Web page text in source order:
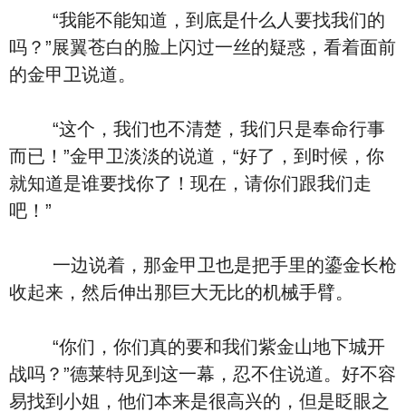
“我能不能知道，到底是什么人要找我们的
吗？”展翼苍白的脸上闪过一丝的疑惑，看着面前
的金甲卫说道。
“这个，我们也不清楚，我们只是奉命行事
而已！”金甲卫淡淡的说道，“好了，到时候，你
就知道是谁要找你了！现在，请你们跟我们走
吧！”
一边说着，那金甲卫也是把手里的鎏金长枪
收起来，然后伸出那巨大无比的机械手臂。
“你们，你们真的要和我们紫金山地下城开
战吗？”德莱特见到这一幕，忍不住说道。好不容
易找到小姐，他们本来是很高兴的，但是眨眼之